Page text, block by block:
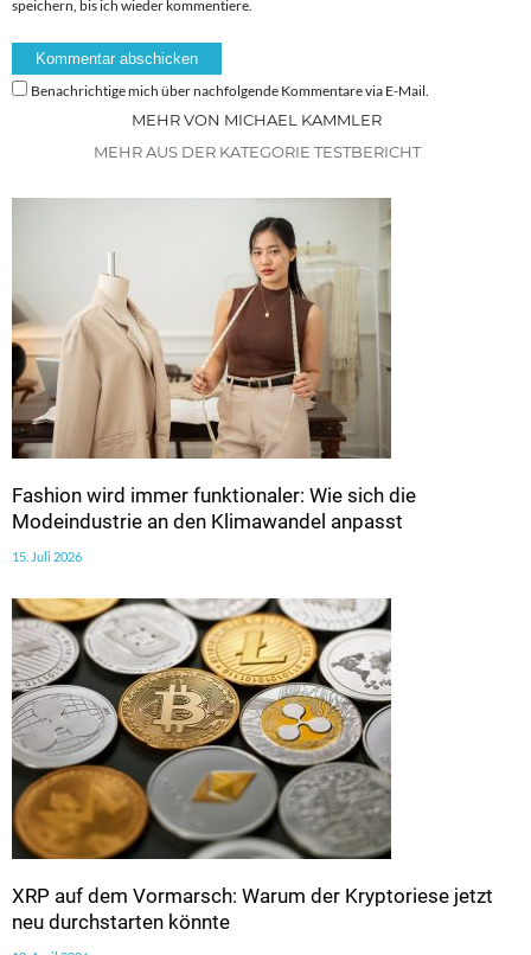
speichern, bis ich wieder kommentiere.
Benachrichtige mich über nachfolgende Kommentare via E-Mail.
MEHR VON MICHAEL KAMMLER
MEHR AUS DER KATEGORIE TESTBERICHT
Fashion wird immer funktionaler: Wie sich die
Modeindustrie an den Klimawandel anpasst
15. Juli 2026
XRP auf dem Vormarsch: Warum der Kryptoriese jetzt
neu durchstarten könnte